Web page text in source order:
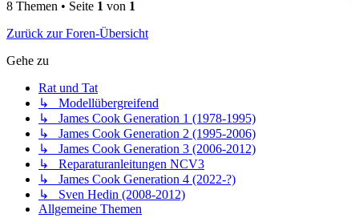
8 Themen • Seite 1 von 1
Zurück zur Foren-Übersicht
Gehe zu
Rat und Tat
↳ Modellübergreifend
↳ James Cook Generation 1 (1978-1995)
↳ James Cook Generation 2 (1995-2006)
↳ James Cook Generation 3 (2006-2012)
↳ Reparaturanleitungen NCV3
↳ James Cook Generation 4 (2022-?)
↳ Sven Hedin (2008-2012)
Allgemeine Themen